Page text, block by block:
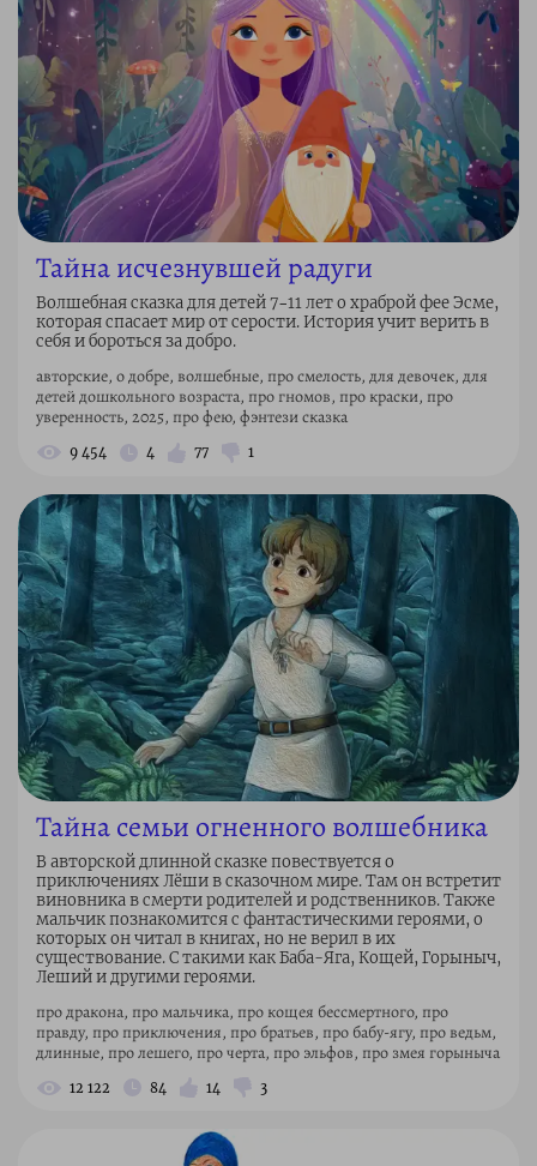
Тайна исчезнувшей радуги
Волшебная сказка для детей 7–11 лет о храброй фее Эсме,
которая спасает мир от серости. История учит верить в
себя и бороться за добро.
авторские, о добре, волшебные, про смелость, для девочек, для
детей дошкольного возраста, про гномов, про краски, про
уверенность, 2025, про фею, фэнтези сказка
9 454 4 77 1
Тайна семьи огненного волшебника
В авторской длинной сказке повествуется о
приключениях Лёши в сказочном мире. Там он встретит
виновника в смерти родителей и родственников. Также
мальчик познакомится с фантастическими героями, о
которых он читал в книгах, но не верил в их
существование. С такими как Баба-Яга, Кощей, Горыныч,
Леший и другими героями.
про дракона, про мальчика, про кощея бессмертного, про
правду, про приключения, про братьев, про бабу-ягу, про ведьм,
длинные, про лешего, про черта, про эльфов, про змея горыныча
12 122 84 14 3